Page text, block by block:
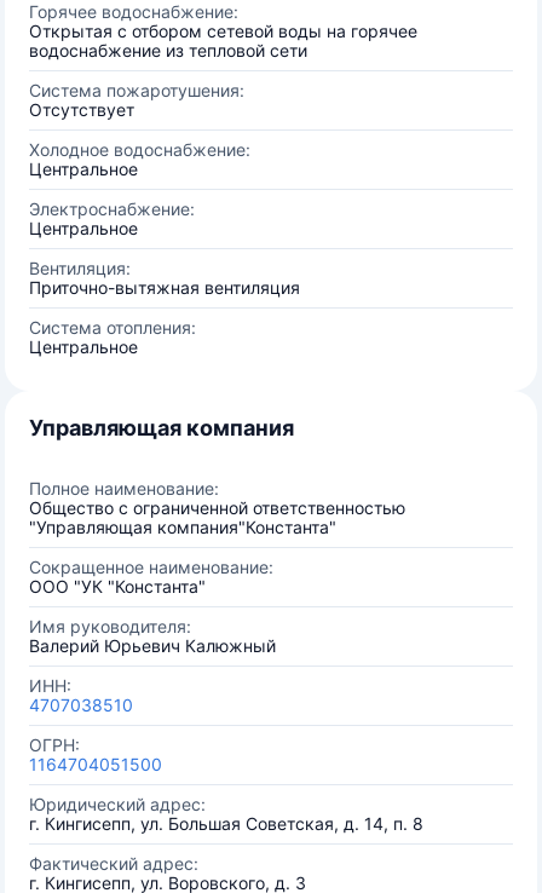
Горячее водоснабжение:
Открытая с отбором сетевой воды на горячее
водоснабжение из тепловой сети
Система пожаротушения:
Отсутствует
Холодное водоснабжение:
Центральное
Электроснабжение:
Центральное
Вентиляция:
Приточно-вытяжная вентиляция
Система отопления:
Центральное
Управляющая компания
Полное наименование:
Общество с ограниченной ответственностью
"Управляющая компания"Константа"
Сокращенное наименование:
ООО "УК "Константа"
Имя руководителя:
Валерий Юрьевич Калюжный
ИНН:
4707038510
ОГРН:
1164704051500
Юридический адрес:
г. Кингисепп, ул. Большая Советская, д. 14, п. 8
Фактический адрес:
г. Кингисепп, ул. Воровского, д. 3